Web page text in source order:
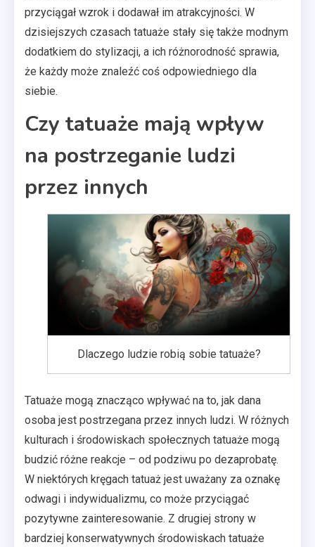
przyciągał wzrok i dodawał im atrakcyjności. W
dzisiejszych czasach tatuaże stały się także modnym
dodatkiem do stylizacji, a ich różnorodność sprawia,
że każdy może znaleźć coś odpowiedniego dla
siebie.
Czy tatuaże mają wpływ
na postrzeganie ludzi
przez innych
Dlaczego ludzie robią sobie tatuaże?
Tatuaże mogą znacząco wpływać na to, jak dana
osoba jest postrzegana przez innych ludzi. W różnych
kulturach i środowiskach społecznych tatuaże mogą
budzić różne reakcje – od podziwu po dezaprobatę.
W niektórych kręgach tatuaż jest uważany za oznakę
odwagi i indywidualizmu, co może przyciągać
pozytywne zainteresowanie. Z drugiej strony w
bardziej konserwatywnych środowiskach tatuaże